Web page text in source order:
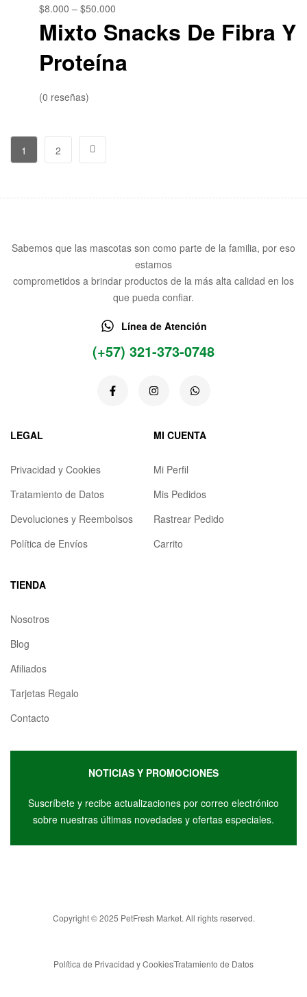
$8.000 – $50.000
Mixto Snacks De Fibra Y
Proteína
(0 reseñas)
1 2
Sabemos que las mascotas son como parte de la familia, por eso
estamos
comprometidos a brindar productos de la más alta calidad en los
que pueda confiar.
Línea de Atención
(+57) 321-373-0748
LEGAL
Privacidad y Cookies
Tratamiento de Datos
Devoluciones y Reembolsos
Política de Envíos
MI CUENTA
Mi Perfil
Mis Pedidos
Rastrear Pedido
Carrito
TIENDA
Nosotros
Blog
Afiliados
Tarjetas Regalo
Contacto
NOTICIAS Y PROMOCIONES
Suscríbete y recibe actualizaciones por correo electrónico
sobre nuestras últimas novedades y ofertas especiales.
Copyright © 2025 PetFresh Market. All rights reserved.
Política de Privacidad y CookiesTratamiento de Datos